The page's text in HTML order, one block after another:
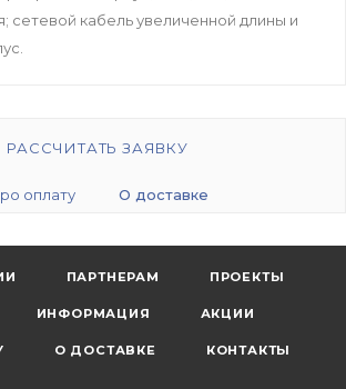
сетевой кабель увеличенной длины и
РАССЧИТАТЬ ЗАЯВКУ
оплату О доставке
ПАРТНЕРАМ ПРОЕКТЫ
ИНФОРМАЦИЯ АКЦИИ
О ДОСТАВКЕ КОНТАКТЫ